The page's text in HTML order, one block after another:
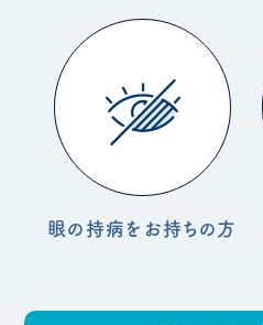
眼の持病をお持ちの方